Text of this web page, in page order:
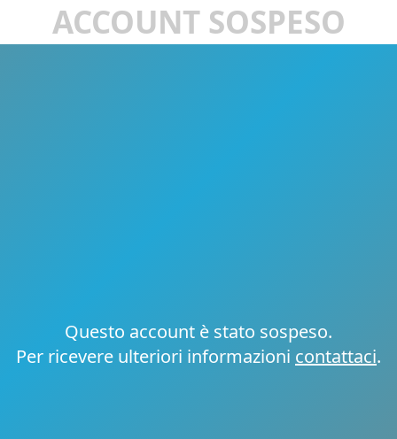
ACCOUNT SOSPESO
Questo account è stato sospeso.
Per ricevere ulteriori informazioni contattaci.